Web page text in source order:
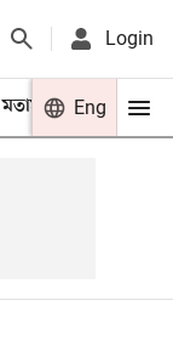
Login
মতামত খেলা
Eng